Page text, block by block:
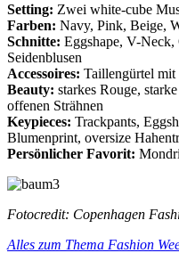
Setting: Zwei white-cube
Farben: Navy, Pink, Beige,
Schnitte: Eggshape, V-Neck,
Seidenblusen
Accessoires: Taillengürtel mit
Beauty: starkes Rouge,
offenen Strähnen
Keypieces: Trackpants,
Blumenprint, oversize
Persönlicher Favorit:
Fotocredit: Copenhagen
Alles zum Thema Fashion